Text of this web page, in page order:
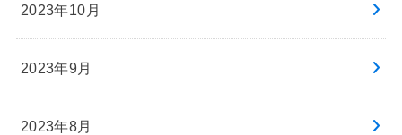
2023年10月
2023年9月
2023年8月